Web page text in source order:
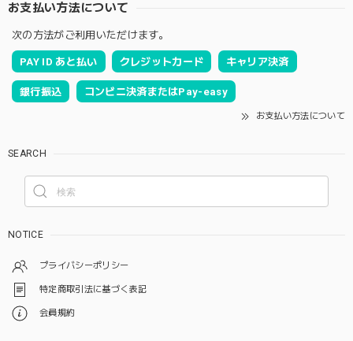
お支払い方法について
次の方法がご利用いただけます。
PAY ID あと払い クレジットカード キャリア決済
銀行振込 コンビニ決済またはPay-easy
お支払い方法について
SEARCH
NOTICE
プライバシーポリシー
特定商取引法に基づく表記
会員規約